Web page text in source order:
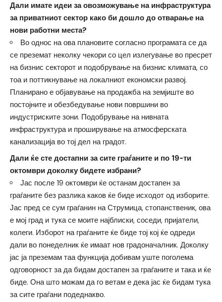
Дали имате идеи за овозможување на инфраструктура
за приватниот сектор како би дошло до отварање на
нови работни места?
Во однос на ова плановите согласно програмата се да
се преземат неколку чекори со цел излегување во пресрет
на бизнис секторот и подобрување на бизнис климата, со
тоа и поттикнување на локалниот економски развој.
Планирано е објавување на продажба на земјиште во
постојните и обезбедување нови површини во
индустриските зони. Подобрување на нивната
инфраструктура и проширување на атмосферската
канализација во тој дел на градот.
Дали ќе сте достапни за сите граѓаните и по 19-ти
октомври доколку бидете избрани?
Јас после 19 октомври ќе останам достапен за
граѓаните без разлика каков ќе биде исходот од изборите.
Јас пред се сум граѓанин на Струмица, стопанственик, ова
е мој град и тука се моите најблиски, соседи, пријатели,
колеги. Изборот на граѓаните ќе биде тој кој ќе одреди
дали во понеделник ќе имаат нов градоначалник. Доколку
јас ја преземам таа функција добивам уште поголема
одговорност за да бидам достапен за граѓаните и така и ќе
биде. Она што можам да го ветам е дека јас ќе бидам тука
за сите граѓани подеднакво.